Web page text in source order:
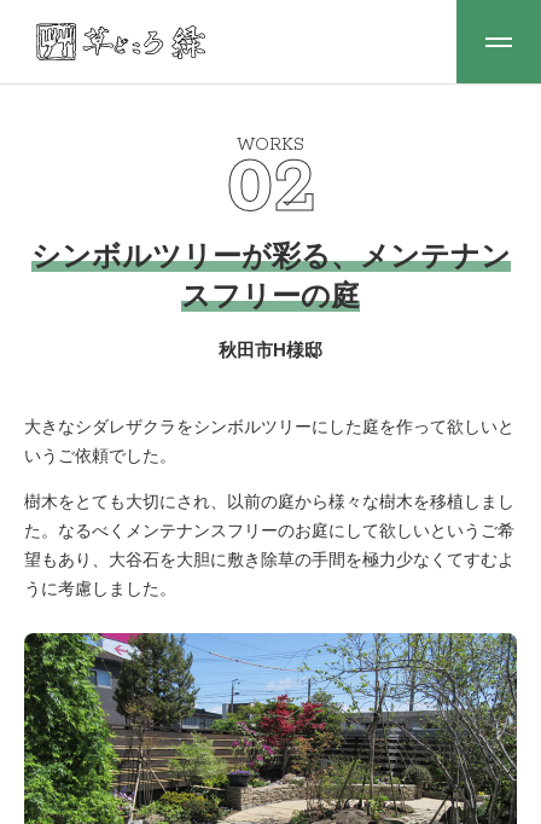
WORKS
02
シンボルツリーが彩る、メンテナン
スフリーの庭
秋田市H様邸
大きなシダレザクラをシンボルツリーにした庭を作って欲しいと
いうご依頼でした。
樹木をとても大切にされ、以前の庭から様々な樹木を移植しまし
た。なるべくメンテナンスフリーのお庭にして欲しいというご希
望もあり、大谷石を大胆に敷き除草の手間を極力少なくてすむよ
うに考慮しました。